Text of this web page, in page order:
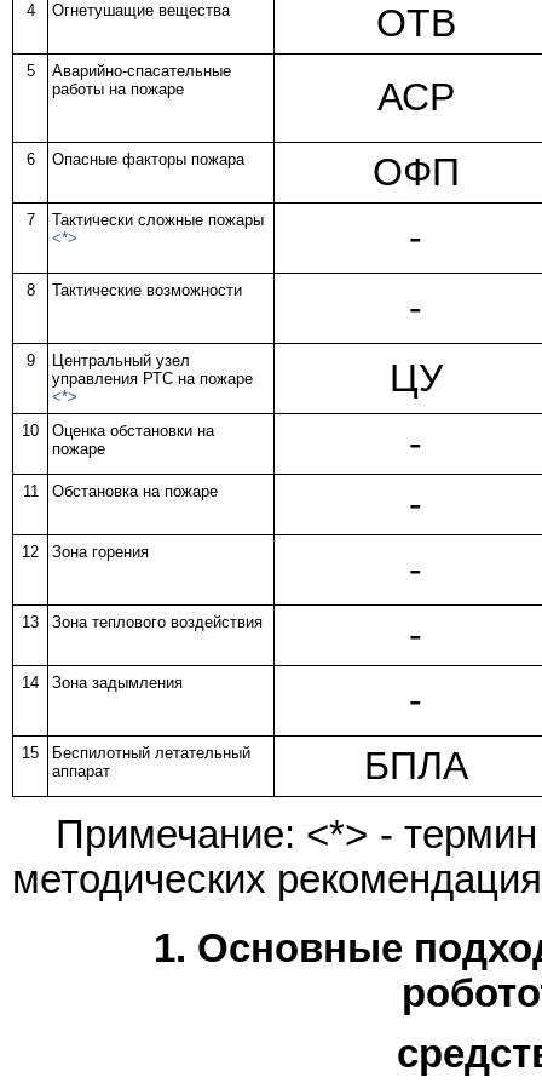
4 Огнетушащие вещества ОТВ
5
Аварийно-спасательные
работы на пожаре
АСР
6 Опасные факторы пожара ОФП
7
Тактически сложные пожары
<*>
-
8 Тактические возможности -
9
Центральный узел
управления РТС на пожаре
<*>
ЦУ
10
Оценка обстановки на
пожаре
-
11 Обстановка на пожаре -
12 Зона горения -
13 Зона теплового воздействия -
14 Зона задымления -
15
Беспилотный летательный
аппарат
БПЛА
Примечание: <*> - термин
методических
1. Основные